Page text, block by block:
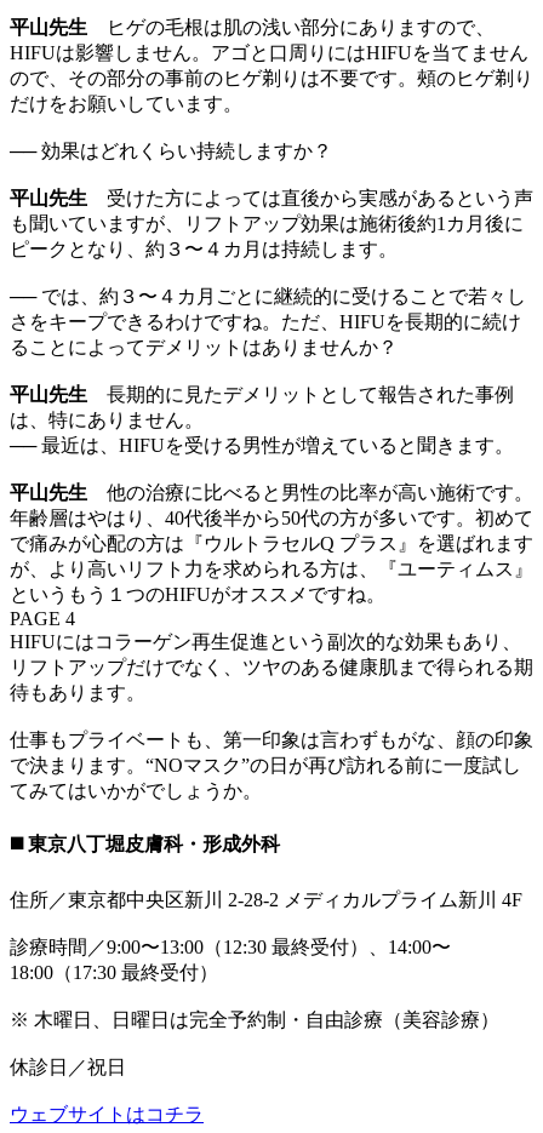
平山先生 ヒゲの毛根は肌の浅い部分にありますので、
HIFUは影響しません。アゴと口周りにはHIFUを当てません
ので、その部分の事前のヒゲ剃りは不要です。頰のヒゲ剃り
だけをお願いしています。
── 効果はどれくらい持続しますか？
平山先生 受けた方によっては直後から実感があるという声
も聞いていますが、リフトアップ効果は施術後約1カ月後に
ピークとなり、約３〜４カ月は持続します。
── では、約３〜４カ月ごとに継続的に受けることで若々し
さをキープできるわけですね。ただ、HIFUを長期的に続け
ることによってデメリットはありませんか？
平山先生 長期的に見たデメリットとして報告された事例
は、特にありません。
── 最近は、HIFUを受ける男性が増えていると聞きます。
平山先生 他の治療に比べると男性の比率が高い施術です。
年齢層はやはり、40代後半から50代の方が多いです。初めて
で痛みが心配の方は『ウルトラセルQ プラス』を選ばれます
が、より高いリフト力を求められる方は、『ユーティムス』
というもう１つのHIFUがオススメですね。
PAGE 4
HIFUにはコラーゲン再生促進という副次的な効果もあり、
リフトアップだけでなく、ツヤのある健康肌まで得られる期
待もあります。
仕事もプライベートも、第一印象は言わずもがな、顔の印象
で決まります。“NOマスク”の日が再び訪れる前に一度試し
てみてはいかがでしょうか。
◼️ 東京八丁堀皮膚科・形成外科
住所／東京都中央区新川 2-28-2 メディカルプライム新川 4F
診療時間／9:00〜13:00（12:30 最終受付）、14:00〜
18:00（17:30 最終受付）
※ 木曜日、日曜日は完全予約制・自由診療（美容診療）
休診日／祝日
ウェブサイトはコチラ